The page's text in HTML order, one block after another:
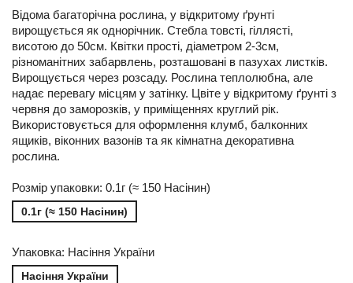
Відома багаторічна рослина, у відкритому ґрунті
вирощується як однорічник. Стебла товсті, гіллясті,
висотою до 50см. Квітки прості, діаметром 2-3см,
різноманітних забарвлень, розташовані в пазухах листків.
Вирощується через розсаду. Рослина теплолюбна, але
надає перевагу місцям у затінку. Цвіте у відкритому ґрунті з
червня до заморозків, у приміщеннях круглий рік.
Використовується для оформлення клумб, балконних
ящиків, віконних вазонів та як кімнатна декоративна
рослина.
Розмір упаковки: 0.1г (≈ 150 Насінин)
0.1г (≈ 150 Насінин)
Упаковка: Насіння України
Насіння України